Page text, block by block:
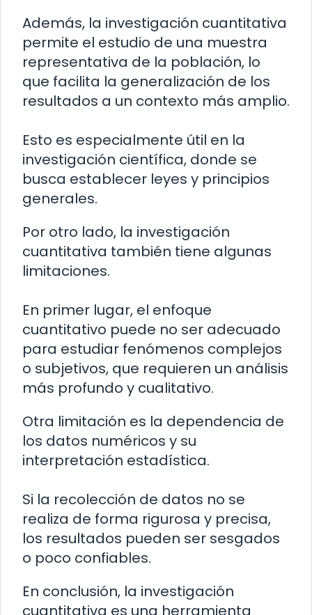
Además, la investigación cuantitativa
permite el estudio de una muestra
representativa de la población, lo
que facilita la generalización de los
resultados a un contexto más amplio.
Esto es especialmente útil en la
investigación científica, donde se
busca establecer leyes y principios
generales.
Por otro lado, la investigación
cuantitativa también tiene algunas
limitaciones.
En primer lugar, el enfoque
cuantitativo puede no ser adecuado
para estudiar fenómenos complejos
o subjetivos, que requieren un análisis
más profundo y cualitativo.
Otra limitación es la dependencia de
los datos numéricos y su
interpretación estadística.
Si la recolección de datos no se
realiza de forma rigurosa y precisa,
los resultados pueden ser sesgados
o poco confiables.
En conclusión, la investigación
cuantitativa es una herramienta